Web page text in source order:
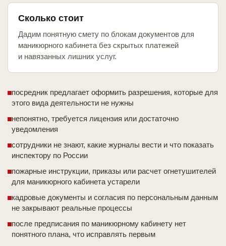
Сколько стоит
Дадим понятную смету по блокам документов для
маникюрного кабинета без скрытых платежей
и навязанных лишних услуг.
посредник предлагает оформить разрешения, которые для
этого вида деятельности не нужны
непонятно, требуется лицензия или достаточно
уведомления
сотрудники не знают, какие журналы вести и что показать
инспектору по России
пожарные инструкции, приказы или расчет огнетушителей
для маникюрного кабинета устарели
кадровые документы и согласия по персональным данным
не закрывают реальные процессы
после предписания по маникюрному кабинету нет
понятного плана, что исправлять первым